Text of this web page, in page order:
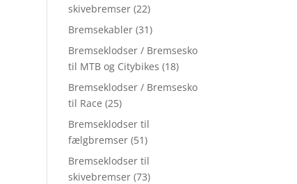
skivebremser (22)
Bremsekabler (31)
Bremseklodser / Bremsesko
til MTB og Citybikes (18)
Bremseklodser / Bremsesko
til Race (25)
Bremseklodser til
fælgbremser (51)
Bremseklodser til
skivebremser (73)